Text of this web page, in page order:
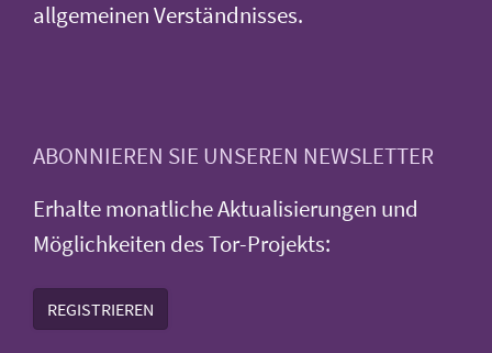
allgemeinen Verständnisses.
ABONNIEREN SIE UNSEREN NEWSLETTER
Erhalte monatliche Aktualisierungen und
Möglichkeiten des Tor-Projekts:
REGISTRIEREN